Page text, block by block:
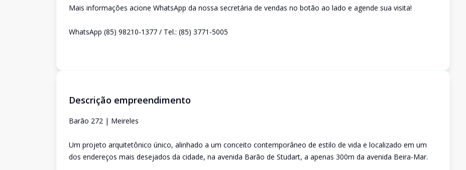
Mais informações acione WhatsApp da nossa secretária de vendas no botão ao lado e agende sua visita!
WhatsApp (85) 98210-1377 / Tel.: (85) 3771-5005
Descrição empreendimento
Barão 272 | Meireles
Um projeto arquitetônico único, alinhado a um conceito contemporâneo de estilo de vida e localizado em um
dos endereços mais desejados da cidade, na avenida Barão de Studart, a apenas 300m da avenida Beira-Mar.